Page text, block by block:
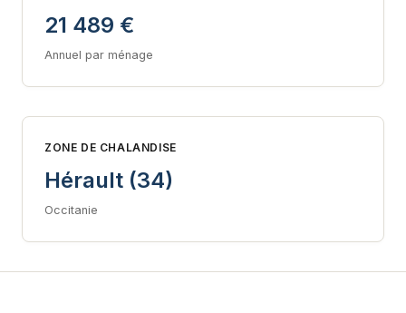
21 489 €
Annuel par ménage
ZONE DE CHALANDISE
Hérault (34)
Occitanie